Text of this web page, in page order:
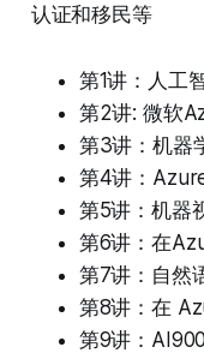
认证和移民等
第1讲：人工
第2讲: 微软
第3讲：机器
第4讲：
第5讲：机器
第6讲：在
第7讲：自然
第8讲：在
第9讲：